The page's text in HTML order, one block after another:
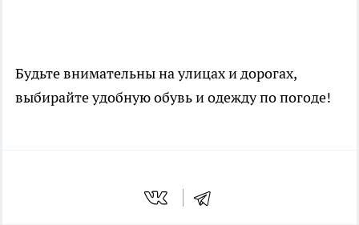
Будьте внимательны на улицах и дорогах,
выбирайте удобную обувь и одежду по погоде!